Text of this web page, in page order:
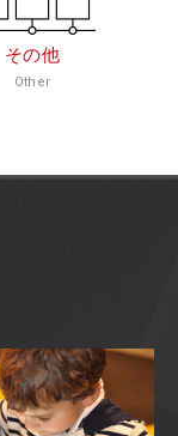
その他
Other